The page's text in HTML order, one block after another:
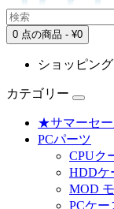
0 点の商品 - ¥0
ショッピン
カテゴリー
★サマーセ
PCパーツ
CPUク
HDDケ
MOD
PCケー